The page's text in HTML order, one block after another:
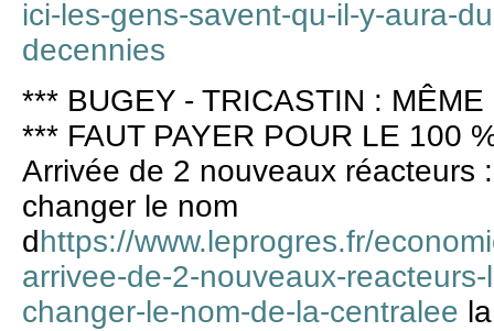
ici-les-gens-savent-qu-il-y-aura-
decennies
*** BUGEY - TRICASTIN : MÊME
*** FAUT PAYER POUR LE 100
Arrivée de 2 nouveaux réacteurs
changer le nom
dhttps://www.leprogres.fr/
arrivee-de-2-nouveaux-
changer-le-nom-de-la-centralee